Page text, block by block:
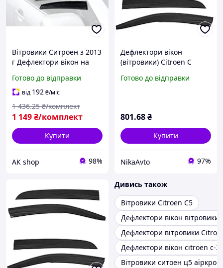
Вітровики Ситроен з 2013
г Дефлектори вікон на
на скотчі ТЮНІНГ (4 шт.)
Готово до відправки
від 192₴/міс
1 149₴/комплект
1 436.25 ₴/комплект
Купити
АК shop 98%
Дефлектори вікон
(вітровики) Citroen C
SunPlex, седан, на скотчі
Готово до відправки
801.68₴
Купити
NikaAvto 97%
Дивись також
Вітровики Citroen C5
Дефлектори вікон
Дефлектори вітровики
Дефлектори вікон citroen c-3
Вітровики ситоен ц5 аїркрос